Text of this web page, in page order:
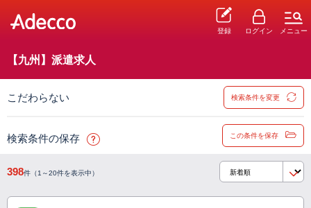
登録 ログイン メニュー
【九州】派遣求人
こだわらない 検索条件を変更
検索条件の保存 この条件を保存
398件（1～20件を表示中）